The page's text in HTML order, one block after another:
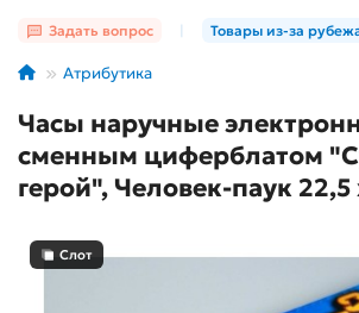
Задать вопрос Товары из-за
Атрибутика
Часы наручные
сменным циферблатом
герой", Человек-паук 22,5
Слот